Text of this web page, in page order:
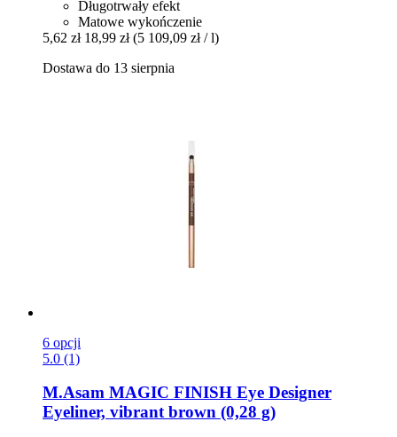
Długotrwały efekt
Matowe wykończenie
5,62 zł 18,99 zł (5 109,09 zł / l)
Dostawa do 13 sierpnia
6 opcji
5.0 (1)
M.Asam MAGIC FINISH Eye Designer
Eyeliner, vibrant brown (0,28 g)